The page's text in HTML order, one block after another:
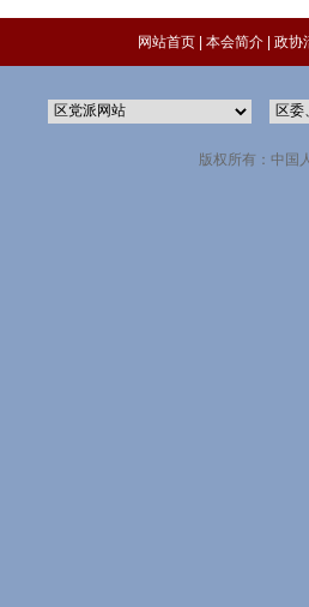
网站首页 本会简介 政协
版权所有：中国